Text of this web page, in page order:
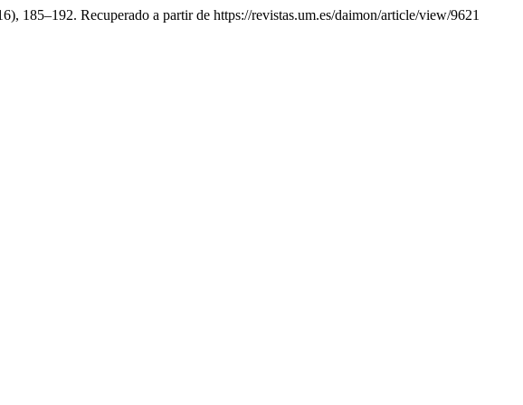
185–192. Recuperado a partir de https://revistas.um.es/daimon/article/view/9621